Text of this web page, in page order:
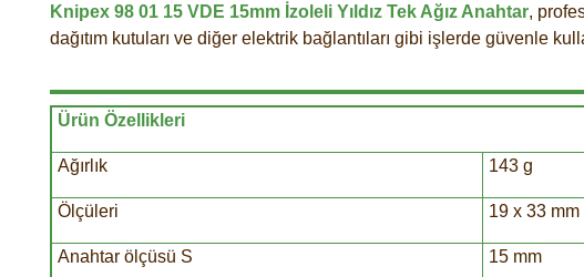
Knipex 98 01 15 VDE 15mm İzoleli Yıldız Tek Ağız Anahtar,
dağıtım kutuları ve diğer elektrik bağlantıları gibi işlerde güvenle
Ürün Özellikleri
Ağırlık 143 g
Ölçüleri 19 x 33 mm
Anahtar ölçüsü S 15 mm